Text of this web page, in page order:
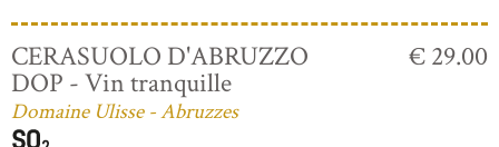
CERASUOLO D'ABRUZZO
DOP - Vin tranquille
Domaine Ulisse - Abruzzes
€ 29.00